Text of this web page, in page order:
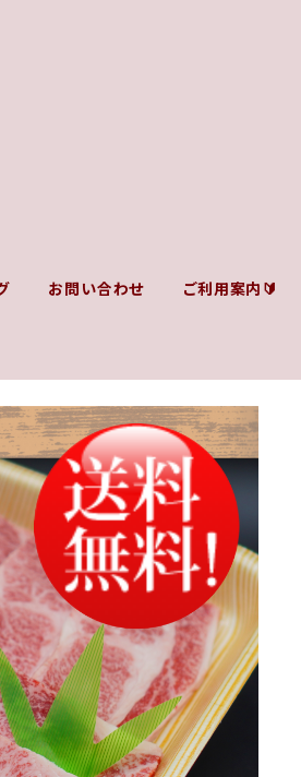
お問い合わせ ご利用案内🔰